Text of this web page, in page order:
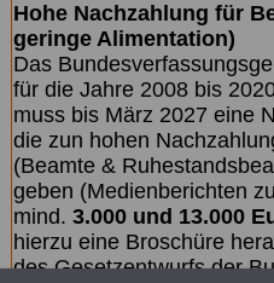
Hohe Nachzahlung für
geringe Alimentation)
Das
für die Jahre 2008 bis
muss bis März 2027 eine
die zun hohen
(Beamte &
geben (Medienberichten
mind. 3.000 und 13.000
hierzu eine Broschüre
des Gesetzentwurfs der